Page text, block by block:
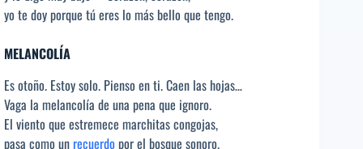
yo te doy porque tú eres lo más bello que tengo.
MELANCOLÍA
Es otoño. Estoy solo. Pienso en ti. Caen las hojas…
Vaga la melancolía de una pena que ignoro.
El viento que estremece marchitas congojas,
pasa como un recuerdo por el bosque sonoro.